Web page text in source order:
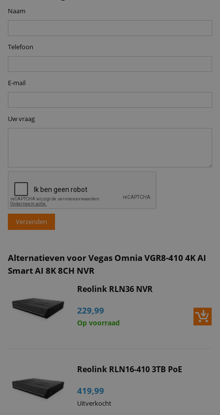
Naam
Telefoon
E-mail
Uw vraag
Verzenden
Alternatieven voor Vegas Omnia VGR8-410 4K AI
Smart AI 8K 8CH NVR
Reolink RLN36 NVR
229,99
Op voorraad
Reolink RLN16-410 3TB PoE
419,99
Uitverkocht